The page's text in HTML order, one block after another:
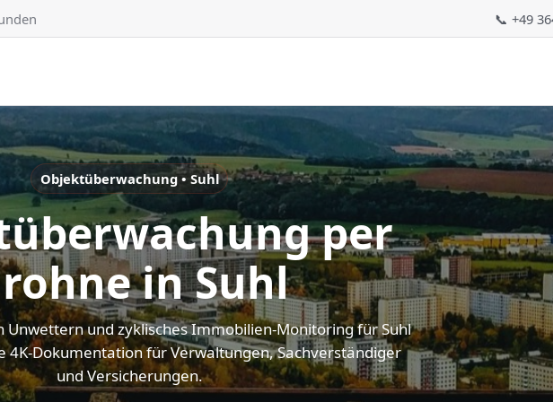
📞 +49
Objektüberwachung • Suhl
per
in Suhl
Unwettern und zyklisches Immobilien-Monitoring für Suhl
4K-Dokumentation für Verwaltungen, Sachverständiger
und Versicherungen.